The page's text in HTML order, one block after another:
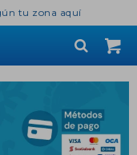
tu zona aquí